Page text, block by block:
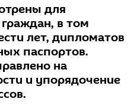
для
в том
лет, дипломатов
паспортов.
на
и упорядочение